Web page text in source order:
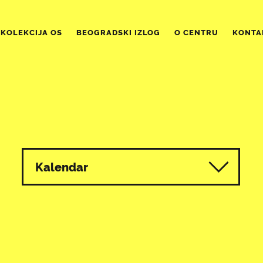
KOLEKCIJA OS BEOGRADSKI IZLOG O CENTRU
Kalendar